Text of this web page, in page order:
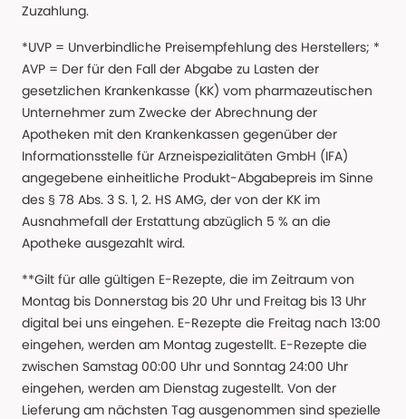
Zuzahlung.
*UVP = Unverbindliche Preisempfehlung des Herstellers; *
AVP = Der für den Fall der Abgabe zu Lasten der
gesetzlichen Krankenkasse (KK) vom pharmazeutischen
Unternehmer zum Zwecke der Abrechnung der
Apotheken mit den Krankenkassen gegenüber der
Informationsstelle für Arzneispezialitäten GmbH (IFA)
angegebene einheitliche Produkt-Abgabepreis im Sinne
des § 78 Abs. 3 S. 1, 2. HS AMG, der von der KK im
Ausnahmefall der Erstattung abzüglich 5 % an die
Apotheke ausgezahlt wird.
**Gilt für alle gültigen E-Rezepte, die im Zeitraum von
Montag bis Donnerstag bis 20 Uhr und Freitag bis 13 Uhr
digital bei uns eingehen. E-Rezepte die Freitag nach 13:00
eingehen, werden am Montag zugestellt. E-Rezepte die
zwischen Samstag 00:00 Uhr und Sonntag 24:00 Uhr
eingehen, werden am Dienstag zugestellt. Von der
Lieferung am nächsten Tag ausgenommen sind spezielle